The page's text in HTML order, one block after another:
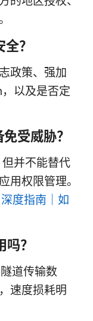
？
政策、强加
以及是否定
受威胁？
并不能替代
用权限管理。
度指南｜如
？
道传输数
速度损耗明